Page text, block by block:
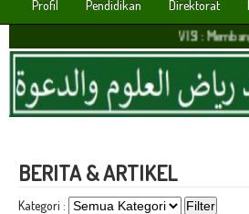
Profil Pendidikan Direktorat
VISI : Membangun
BERITA & ARTIKEL
Kategori :